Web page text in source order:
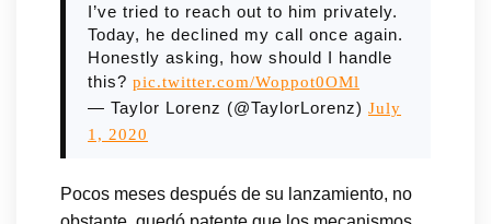
I’ve tried to reach out to him privately.
Today, he declined my call once again.
Honestly asking, how should I handle
this? pic.twitter.com/Woppot0OMl
— Taylor Lorenz (@TaylorLorenz) July
1, 2020
Pocos meses después de su lanzamiento, no